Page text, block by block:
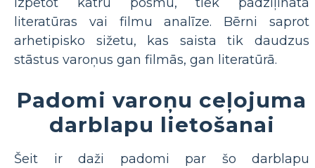
literatūras vai filmu analīze. Bērni saprot
arhetipisko sižetu, kas saista tik daudzus
stāstus varoņus gan filmās, gan literatūrā.
Padomi varoņu ceļojuma
darblapu lietošanai
Šeit ir daži padomi par šo darblapu